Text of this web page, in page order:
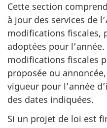
Cette section
à jour des services de
modifications fiscales,
adoptées pour
modifications fiscales
proposée ou
vigueur pour l’année
des dates indiquées.
Si un projet de loi est